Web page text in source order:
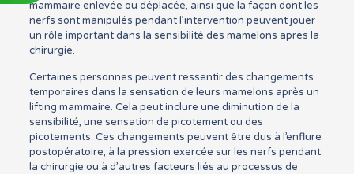
mammaire enlevée ou déplacée, ainsi que la façon dont les
nerfs sont manipulés pendant l’intervention peuvent jouer
un rôle important dans la sensibilité des mamelons après la
chirurgie.
Certaines personnes peuvent ressentir des changements
temporaires dans la sensation de leurs mamelons après un
lifting mammaire. Cela peut inclure une diminution de la
sensibilité, une sensation de picotement ou des
picotements. Ces changements peuvent être dus à l’enflure
postopératoire, à la pression exercée sur les nerfs pendant
la chirurgie ou à d’autres facteurs liés au processus de